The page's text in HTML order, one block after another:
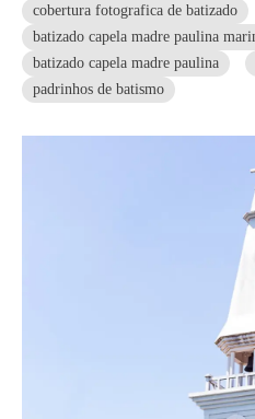
cobertura fotografica de batizado
batizado capela madre paulina
batizado capela madre paulina
padrinhos de batismo